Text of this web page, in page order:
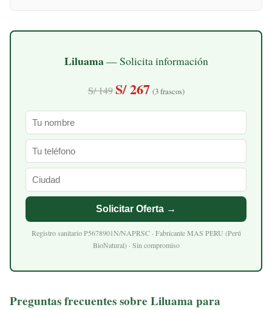
Liluama— Solicita información
S/ 149 S/ 267 (3 frascos)
Solicitar Oferta →
Registro sanitario P5678901N/NAPRSC · Fabricante MAS PERU (Perú
BioNatural) · Sin compromiso
Preguntas frecuentes sobre Liluama para